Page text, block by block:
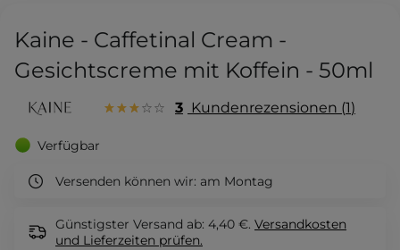
Kaine - Caffetinal Cream -
Gesichtscreme mit Koffein - 50ml
3 Kundenrezensionen 1
Verfügbar
Versenden können wir: am Montag
Günstigster Versand ab: 4,40 €. Versandkosten
und Lieferzeiten prüfen.